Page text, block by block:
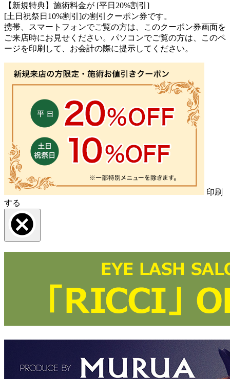
【新規特典】施術料金が [平日20%割引]
[土日祝祭日10%割引]の割引クーポン券です。
携帯、スマートフォンでご覧の方は、このクーポン券画面を
ご来店時にお見せください。パソコンでご覧の方は、このペ
ージを印刷して、お会計の際に提示してください。
印刷
する